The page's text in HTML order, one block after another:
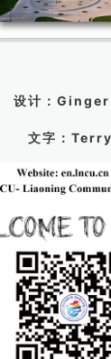
设计：
文字：